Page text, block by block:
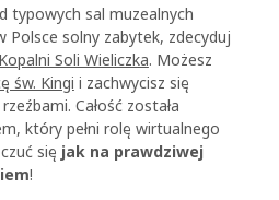
typowych sal muzealnych
Polsce solny zabytek, zdecyduj
Kopalni Soli Wieliczka. Możesz
św. Kingi i zachwycisz się
Całość została
który pełni rolę wirtualnego
się jak na prawdziwej
!